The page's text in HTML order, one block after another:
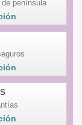
península